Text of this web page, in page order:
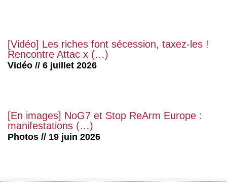
[Vidéo] Les riches font sécession, taxez-les !
Rencontre Attac x (…)
Vidéo // 6 juillet 2026
[En images] NoG7 et Stop ReArm Europe :
manifestations (…)
Photos // 19 juin 2026